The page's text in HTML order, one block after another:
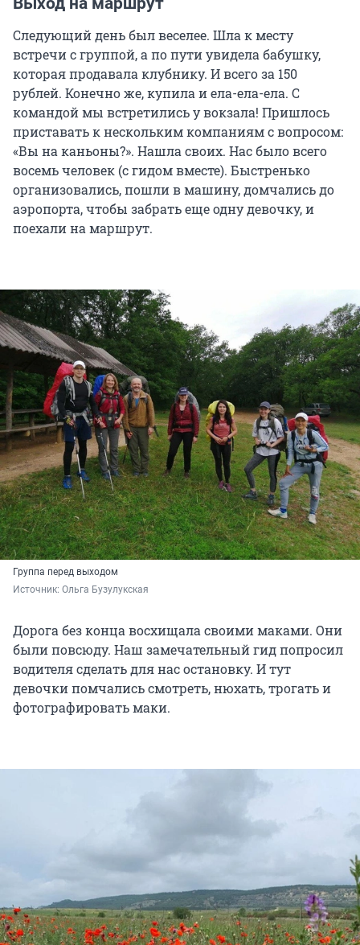
Следующий день был веселее. Шла к месту
встречи с группой, а по пути увидела бабушку,
которая продавала клубнику. И всего за 150
рублей. Конечно же, купила и ела-ела-ела. С
командой мы встретились у вокзала! Пришлось
приставать к нескольким компаниям с вопросом:
«Вы на каньоны?». Нашла своих. Нас было всего
восемь человек (с гидом вместе). Быстренько
организовались, пошли в машину, домчались до
аэропорта, чтобы забрать еще одну девочку, и
поехали на маршрут.
Группа перед выходом
Источник: Ольга Бузулукская
Дорога без конца восхищала своими маками. Они
были повсюду. Наш замечательный гид попросил
водителя сделать для нас остановку. И тут
девочки помчались смотреть, нюхать, трогать и
фотографировать маки.